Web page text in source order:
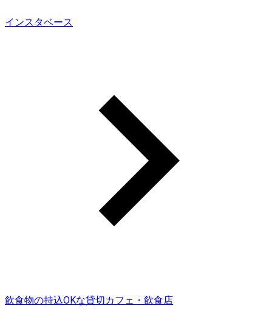
インスタベース
飲食物の持込OKな貸切カフェ・飲食店